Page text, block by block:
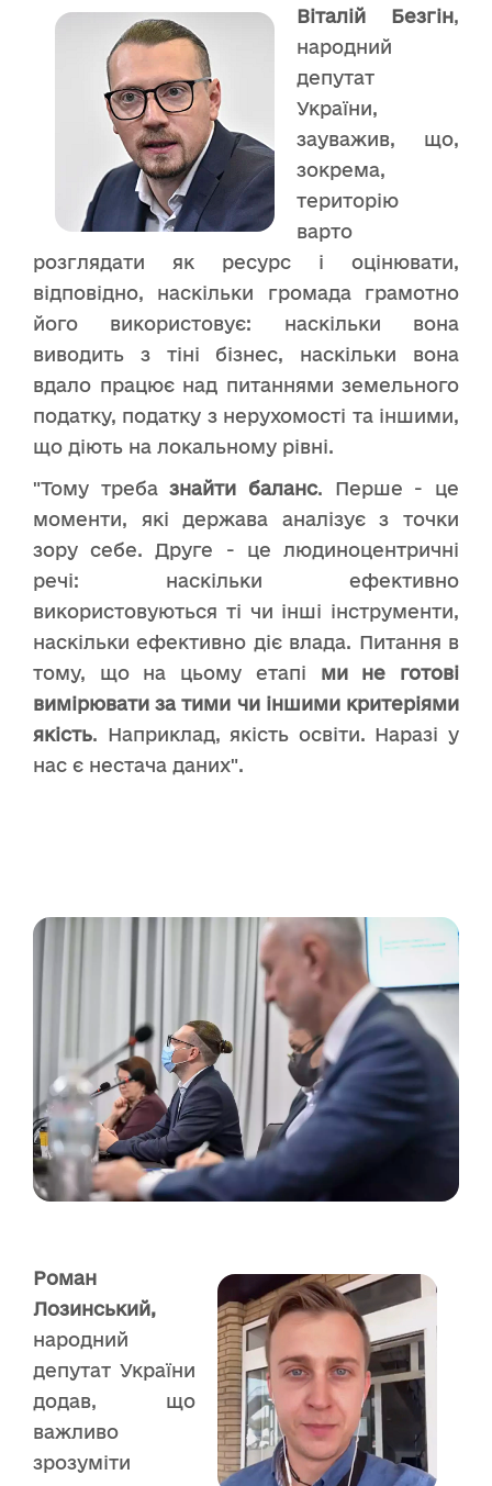
Віталій Безгін,
народний
депутат
України,
зауважив, що,
зокрема,
територію
варто
розглядати як ресурс і оцінювати,
відповідно, наскільки громада грамотно
його використовує: наскільки вона
виводить з тіні бізнес, наскільки вона
вдало працює над питаннями земельного
податку, податку з нерухомості та іншими,
що діють на локальному рівні.
"Тому требазнайти баланс. Перше - це
моменти, які держава аналізує з точки
зору себе. Друге - це людиноцентричні
речі: наскільки ефективно
використовуються ті чи інші інструменти,
наскільки ефективно діє влада. Питання в
тому, що на цьому етапі ми не готові
вимірювати за тими чи іншими критеріями
якість. Наприклад, якість освіти. Наразі у
нас є нестача даних".
Роман
Лозинський,
народний
депутат України
додав, що
важливо
зрозуміти